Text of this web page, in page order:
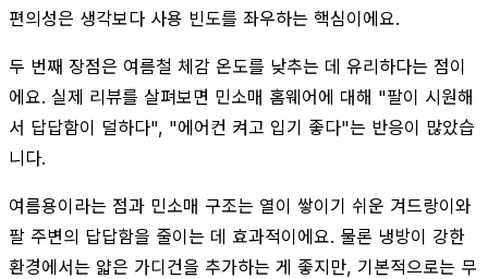
편의성은 생각보다 사용 빈도를 좌우하는 핵심이에요.
두 번째 장점은 여름철 체감 온도를 낮추는 데 유리하다는 점이
에요. 실제 리뷰를 살펴보면 민소매 홈웨어에 대해 "팔이 시원해
서 답답함이 덜하다", "에어컨 켜고 입기 좋다"는 반응이 많았습
니다.
여름용이라는 점과 민소매 구조는 열이 쌓이기 쉬운 겨드랑이와
팔 주변의 답답함을 줄이는 데 효과적이에요. 물론 냉방이 강한
환경에서는 얇은 가디건을 추가하는 게 좋지만, 기본적으로는 무